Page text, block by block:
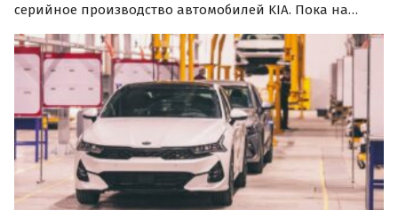
серийное производство автомобилей KIA. Пока на
Sorento и Picanto, а в перспективе планируется
локализовать в Казахстане весь модельный ряд
бренда.